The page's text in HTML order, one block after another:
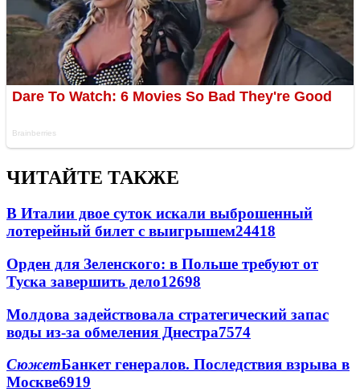
ЧИТАЙТЕ ТАКЖЕ
В Италии двое суток искали выброшенный
лотерейный билет с выигрышем24418
Орден для Зеленского: в Польше требуют от
Туска завершить дело12698
Молдова задействовала стратегический запас
воды из-за обмеления Днестра7574
СюжетБанкет генералов. Последствия взрыва в
Москве6919